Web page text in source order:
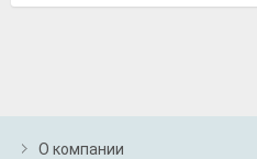
О компании